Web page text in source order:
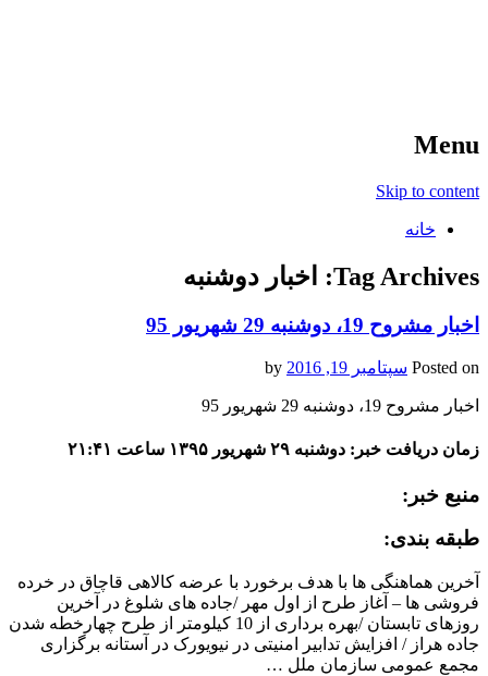
Menu
Skip to content
خانه
Tag Archives: اخبار دوشنبه
اخبار مشروح 19، دوشنبه 29 شهریور 95
Posted on سپتامبر 19, 2016
اخبار مشروح 19، دوشنبه 29 شهریور 95
زمان دریافت خبر: دوشنبه ۲۹ شهریور ۱۳۹۵ ساعت ۲۱:۴۱
منبع خبر:
طبقه بندی:
آخرین هماهنگی ها با هدف برخورد با عرضه کالاهی قاچاق در خرده
فروشی ها – آغاز طرح از اول مهر /جاده های شلوغ در آخرین
روزهای تابستان /بهره برداری از 10 کیلومتر از طرح چهارخطه شدن
جاده هراز / افزایش تدابیر امنیتی در نیویورک در آستانه برگزاری
مجمع عمومی سازمان ملل …